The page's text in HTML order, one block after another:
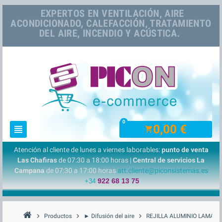
EXPERTOS EN VENTILACIÓN, AIRE
ACONDICIONADO, CALEFACCIÓN, TRATAMIENTO
DEL AIRE, INCENDIO Y ACÚSTICA.
view_headline shopping_cart0,00 €
0
Atención al cliente de lunes a viernes laborables:punto de venta
Las Chafirasde 07:30 a 18:00 horas |Central de servicios La
Campanade 07:30 a 17:00 horasatt.cliente@piconsistemas.es
+34 922 68 13 75
chevron_right Productos chevron_right ► Difusión del aire chevron_right REJILLA ALUMINIO LAMA